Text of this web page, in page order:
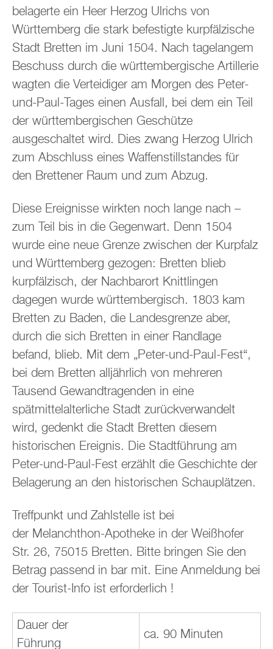
belagerte ein Heer Herzog Ulrichs von
Württemberg die stark befestigte kurpfälzische
Stadt Bretten im Juni 1504. Nach tagelangem
Beschuss durch die württembergische Artillerie
wagten die Verteidiger am Morgen des Peter-
und-Paul-Tages einen Ausfall, bei dem ein Teil
der württembergischen Geschütze
ausgeschaltet wird. Dies zwang Herzog Ulrich
zum Abschluss eines Waffenstillstandes für
den Brettener Raum und zum Abzug.
Diese Ereignisse wirkten noch lange nach –
zum Teil bis in die Gegenwart. Denn 1504
wurde eine neue Grenze zwischen der Kurpfalz
und Württemberg gezogen: Bretten blieb
kurpfälzisch, der Nachbarort Knittlingen
dagegen wurde württembergisch. 1803 kam
Bretten zu Baden, die Landesgrenze aber,
durch die sich Bretten in einer Randlage
befand, blieb. Mit dem „Peter-und-Paul-Fest“,
bei dem Bretten alljährlich von mehreren
Tausend Gewandtragenden in eine
spätmittelalterliche Stadt zurückverwandelt
wird, gedenkt die Stadt Bretten diesem
historischen Ereignis. Die Stadtführung am
Peter-und-Paul-Fest erzählt die Geschichte der
Belagerung an den historischen Schauplätzen.
Treffpunkt und Zahlstelle ist bei
der Melanchthon-Apotheke in der Weißhofer
Str. 26, 75015 Bretten. Bitte bringen Sie den
Betrag passend in bar mit. Eine Anmeldung bei
der Tourist-Info ist erforderlich !
Dauer der
Führung
ca. 90 Minuten